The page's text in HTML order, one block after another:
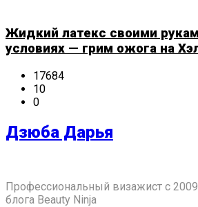
Жидкий латекс своими
условиях — грим ожога на
17684
10
0
Дзюба Дарья
Профессиональный визажист с 2009
блога Beauty Ninja